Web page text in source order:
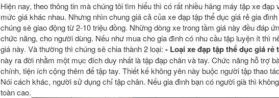
Hiện nay, theo thông tin mà chúng tôi tìm hiểu thì có rất nhiều hãng máy tập xe đạp
mức giá khác nhau. Nhưng nhìn chung giá cả của xe đạp tập thể dục giá rẻ gia
chúng sẽ giao động từ 2-10 triệu đồng. Những dòng xe trong tầm giá này đều đáp
chức năng, cho người dùng. Nếu như mua cho gia đình có nhu cầu tập luyện ít thì
giá này. Và thường thì chúng sẽ chia thành 2 loại: - Loạixe đạp tập thể dục giá rẻ
này ra đời nhằm một mục đích duy nhất là tập đạp chân và tay. Chức năng hỗ trợ
chính, tiện ích cộng thêm để tập tay. Thiết kế không yên này buộc người tập thao
Nói cách khác, người sử dụng chỉ tập chân. Nếu gia đình bạn có người già thì
toàn cao.